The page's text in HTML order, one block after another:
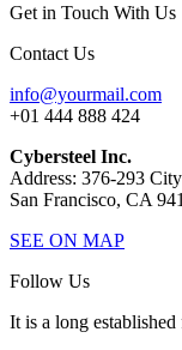
Get in Touch With Us
Contact Us
info@yourmail.com
+01 444 888 424
Cybersteel Inc.
Address: 376-293
San Francisco, CA
SEE ON MAP
Follow Us
It is a long